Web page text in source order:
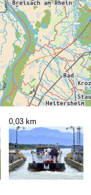
0,03 km